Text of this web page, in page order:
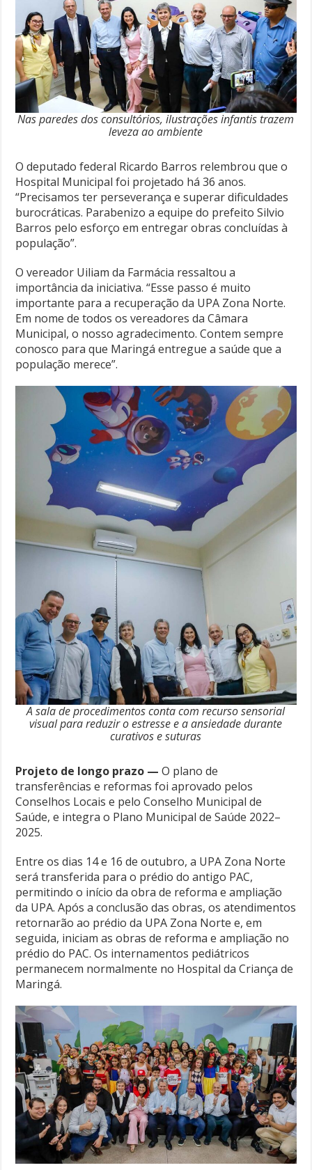
Nas paredes dos consultórios, ilustrações infantis trazem
leveza ao ambiente
O deputado federal Ricardo Barros relembrou que o
Hospital Municipal foi projetado há 36 anos.
“Precisamos ter perseverança e superar dificuldades
burocráticas. Parabenizo a equipe do prefeito Silvio
Barros pelo esforço em entregar obras concluídas à
população”.
O vereador Uiliam da Farmácia ressaltou a
importância da iniciativa. “Esse passo é muito
importante para a recuperação da UPA Zona Norte.
Em nome de todos os vereadores da Câmara
Municipal, o nosso agradecimento. Contem sempre
conosco para que Maringá entregue a saúde que a
população merece”.
A sala de procedimentos conta com recurso sensorial
visual para reduzir o estresse e a ansiedade durante
curativos e suturas
Projeto de longo prazo — O plano de
transferências e reformas foi aprovado pelos
Conselhos Locais e pelo Conselho Municipal de
Saúde, e integra o Plano Municipal de Saúde 2022–
2025.
Entre os dias 14 e 16 de outubro, a UPA Zona Norte
será transferida para o prédio do antigo PAC,
permitindo o início da obra de reforma e ampliação
da UPA. Após a conclusão das obras, os atendimentos
retornarão ao prédio da UPA Zona Norte e, em
seguida, iniciam as obras de reforma e ampliação no
prédio do PAC. Os internamentos pediátricos
permanecem normalmente no Hospital da Criança de
Maringá.